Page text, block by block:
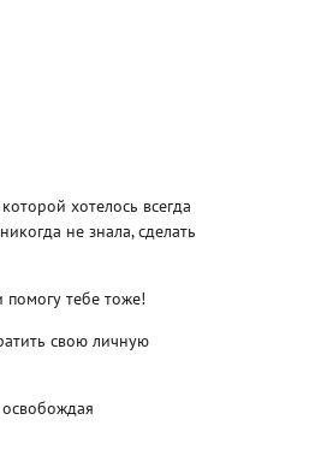
хотелось всегда
не знала, сделать
тебе тоже!
свою личную